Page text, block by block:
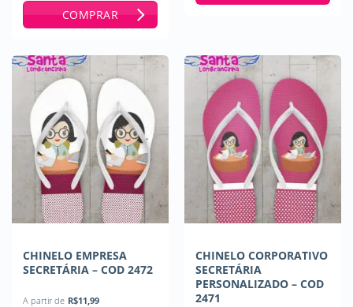
COMPRAR
CHINELO EMPRESA
SECRETÁRIA – COD 2472
A partir de R$11,99
CHINELO CORPORATIVO
SECRETÁRIA
PERSONALIZADO – COD
2471